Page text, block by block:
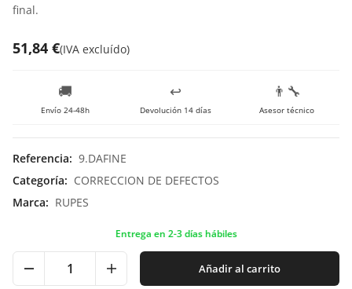
final.
51,84 €(IVA excluído)
🚚
Envío 24-48h
↩️
Devolución 14 días
👨‍🔧
Asesor técnico
Referencia: 9.DAFINE
Categoría: CORRECCION DE DEFECTOS
Marca: RUPES
Entrega en 2-3 días hábiles
Añadir al carrito